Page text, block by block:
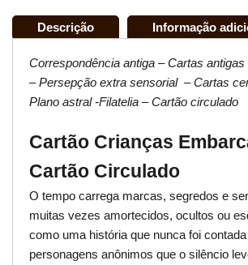
Descrição Informação
Correspondência antiga – Cartas
– Persepção extra sensorial – Cartas
Plano astral -Filatelia – Cartão circulado
Cartão Crianças
Cartão Circulado
O tempo carrega marcas, segredos e
muitas vezes amortecidos, ocultos ou
como uma história que nunca foi
personagens anônimos que o silêncio